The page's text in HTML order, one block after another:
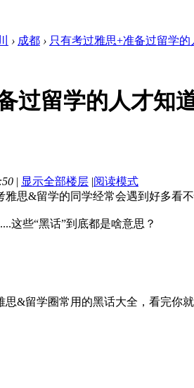
› 成都 › 只有考过雅思+准备过留学
过留学的人才知
| 显示全部楼层 |阅读模式
雅思&留学的同学经常会遇到好多看
这些“黑话”到底都是啥意思？
思&留学圈常用的黑话大全，看完你